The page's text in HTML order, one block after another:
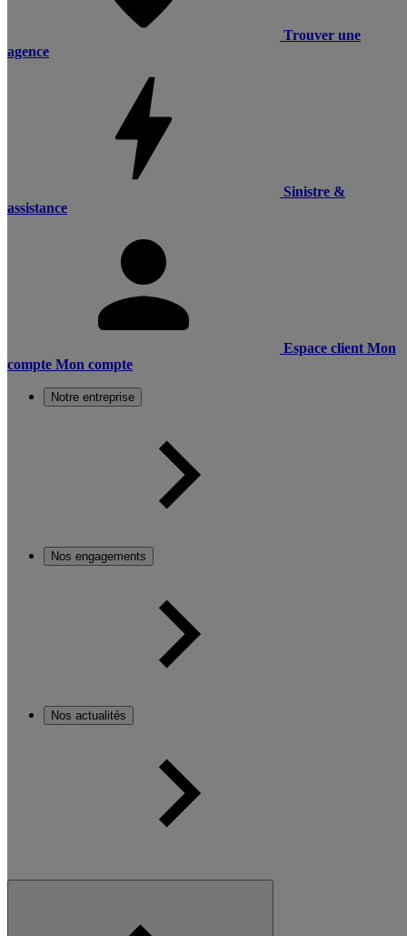
Trouver une
agence
Sinistre &
assistance
Espace client Mon
compte Mon compte
Notre entreprise
Nos engagements
Nos actualités